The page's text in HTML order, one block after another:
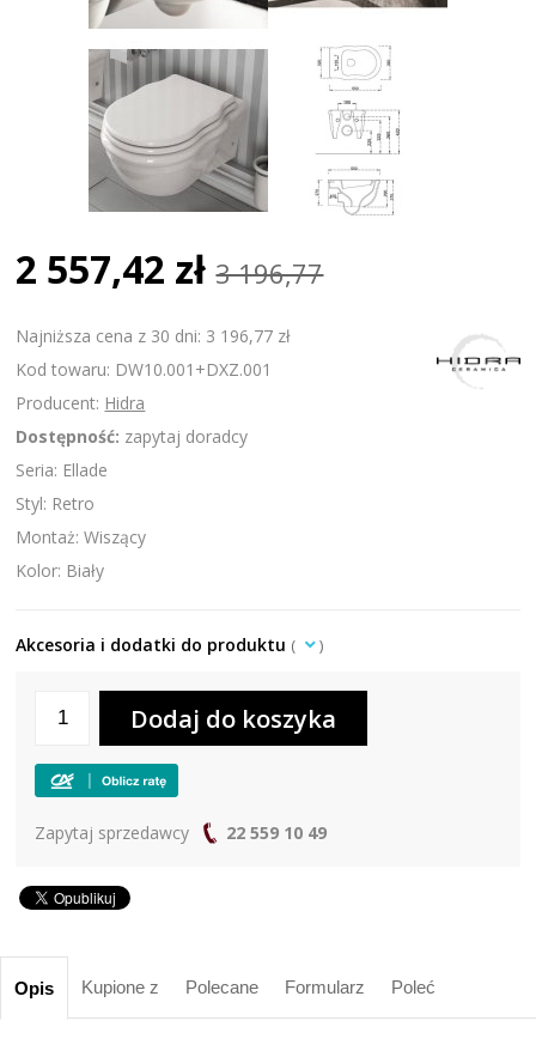
2 557,42 zł 3 196,77
Najniższa cena z 30 dni: 3 196,77 zł
Kod towaru: DW10.001+DXZ.001
Producent: Hidra
Dostępność: zapytaj doradcy
Seria: Ellade
Styl: Retro
Montaż: Wiszący
Kolor: Biały
Akcesoria i dodatki do produktu ( )
Zapytaj sprzedawcy 22 559 10 49
Opis Kupione z Polecane Formularz Poleć